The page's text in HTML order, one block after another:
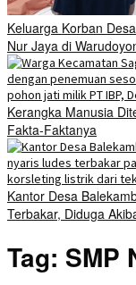
Keluarga Korban
Nur Jaya di
Kerangka Manusia
Fakta-Faktanya
Kantor Desa
Terbakar, Diduga
Tag: SMP